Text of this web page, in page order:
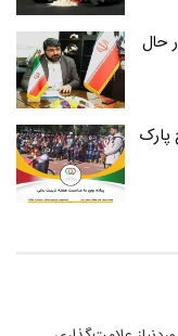
حال
پارک